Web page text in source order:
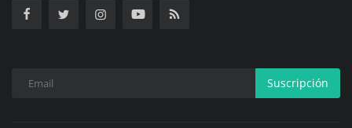
Suscripción